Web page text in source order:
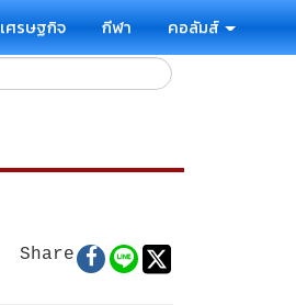
เศรษฐกิจ กีฬา คอลัมส์
Share